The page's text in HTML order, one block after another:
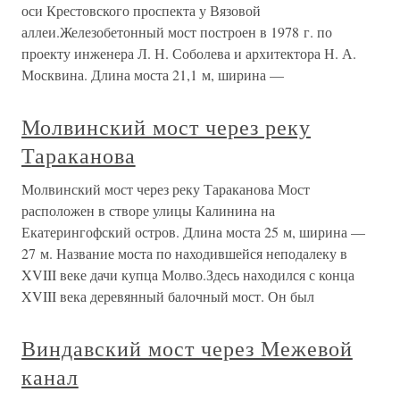
оси Крестовского проспекта у Вязовой
аллеи.Железобетонный мост построен в 1978 г. по
проекту инженера Л. Н. Соболева и архитектора Н. А.
Москвина. Длина моста 21,1 м, ширина —
Молвинский мост через реку
Тараканова
Молвинский мост через реку Тараканова Мост
расположен в створе улицы Калинина на
Екатерингофский остров. Длина моста 25 м, ширина —
27 м. Название моста по находившейся неподалеку в
XVIII веке дачи купца Молво.Здесь находился с конца
XVIII века деревянный балочный мост. Он был
Виндавский мост через Межевой
канал